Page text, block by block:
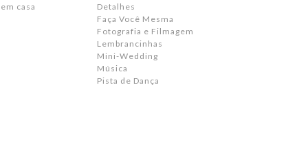
casa
Detalhes
Faça Você Mesma
Fotografia e Filmagem
Lembrancinhas
Mini-Wedding
Música
Pista de Dança